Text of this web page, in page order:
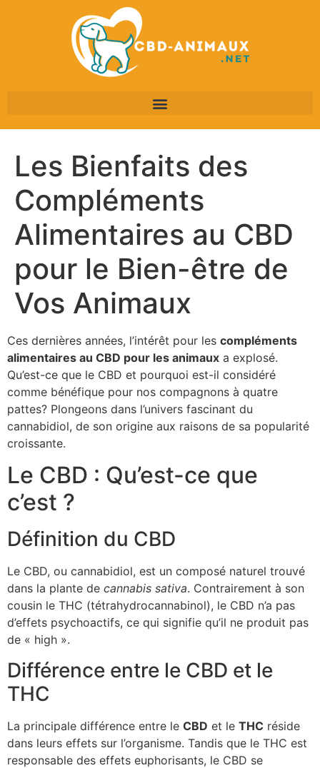
Les Bienfaits des
Compléments
Alimentaires au CBD
pour le Bien-être de
Vos Animaux
Ces dernières années, l’intérêt pour les compléments
alimentaires au CBD pour les animaux a explosé.
Qu’est-ce que le CBD et pourquoi est-il considéré
comme bénéfique pour nos compagnons à quatre
pattes? Plongeons dans l’univers fascinant du
cannabidiol, de son origine aux raisons de sa popularité
croissante.
Le CBD : Qu’est-ce que
c’est ?
Définition du CBD
Le CBD, ou cannabidiol, est un composé naturel trouvé
dans la plante de cannabis sativa. Contrairement à son
cousin le THC (tétrahydrocannabinol), le CBD n’a pas
d’effets psychoactifs, ce qui signifie qu’il ne produit pas
de « high ».
Différence entre le CBD et le
THC
La principale différence entre le CBD et le THC réside
dans leurs effets sur l’organisme. Tandis que le THC est
responsable des effets euphorisants, le CBD se